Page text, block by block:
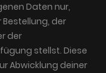
Daten nur,
der
der
stellst. Diese
Abwicklung deiner